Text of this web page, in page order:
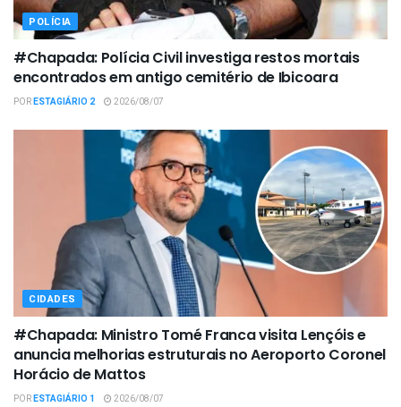
POLÍCIA
#Chapada: Polícia Civil investiga restos mortais
encontrados em antigo cemitério de Ibicoara
PORESTAGIÁRIO 2 2026/08/07
CIDADES
#Chapada: Ministro Tomé Franca visita Lençóis e
anuncia melhorias estruturais no Aeroporto Coronel
Horácio de Mattos
PORESTAGIÁRIO 1 2026/08/07